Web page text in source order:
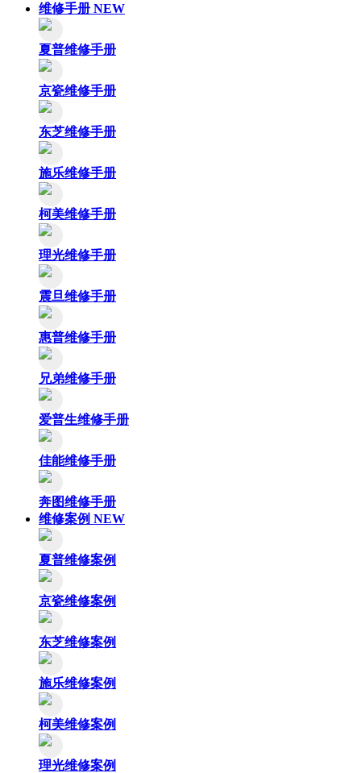
维修手册 NEW
夏普维修手册
京瓷维修手册
东芝维修手册
施乐维修手册
柯美维修手册
理光维修手册
震旦维修手册
惠普维修手册
兄弟维修手册
爱普生维修手册
佳能维修手册
奔图维修手册
维修案例 NEW
夏普维修案例
京瓷维修案例
东芝维修案例
施乐维修案例
柯美维修案例
理光维修案例